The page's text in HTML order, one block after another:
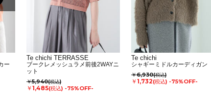
ー
Te chichi TERRASSE
ブークレメッシュラメ前後2WAYニ
ット
￥5,940(税込)
￥1,485(税込) -75%OFF-
Te chichi
シャギーミドルカーディガン
￥6,930(税込)
￥1,732(税込) -75%OFF-